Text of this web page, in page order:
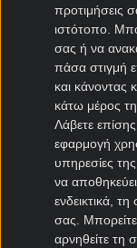
προτιμήσεις
ιστότοπο.
σας ή να
πάσα στιγμή
και κάνοντας
κάτω μέρος
Λάβετε
εφαρμογή
υπηρεσίες
να
ενδεικτικά,
σας.
αρνηθείτε τη
*ΙΣΧΥΟΥΝ ΟΡΟΙ
NOVIBET.GR/
ΟΙ ΑΠΟΔΟΣΕΙΣ
ΠΑΣΑ ΣΤΙΓΜΗ
21+ |
ΕΘΙΣΜΟΥ &